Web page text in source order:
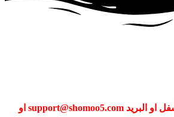
إذا كنت تواجه مشكلة في تسجيل الدخول الى عضويتك فضلا قم بطلب تغيير كلمة المرور عبر (نسيت كلمة المرور) أو التواصل معنا عبر أيقونة التواصل في الأسفل او البريد support@shomoo5.com او